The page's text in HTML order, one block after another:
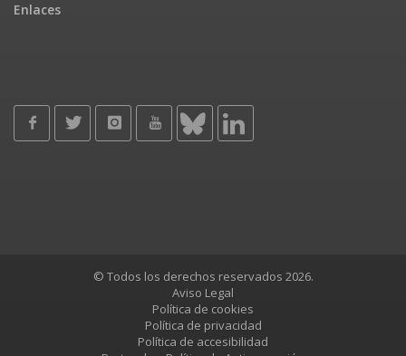
Enlaces
© Todos los derechos reservados 2026.
Aviso Legal
Política de cookies
Política de privacidad
Política de accesibilidad